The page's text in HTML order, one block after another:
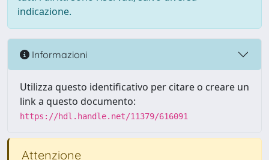
indicazione.
Informazioni
Utilizza questo identificativo per citare o creare un
link a questo documento:
https://hdl.handle.net/11379/616091
Attenzione